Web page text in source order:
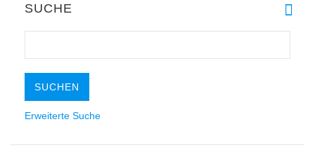
SUCHE
Erweiterte Suche